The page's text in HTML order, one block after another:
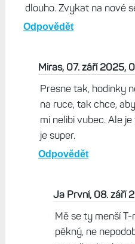
dlouho. Zvykat na nové
Odpovědět
Miras, 07. září 2025,
Presne tak, hodinky
na ruce, tak chce,
mi nelibi vubec. Ale
je super.
Odpovědět
Ja První, 08. září
Mě se ty menší
pěkný, ne